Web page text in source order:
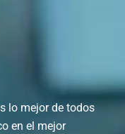
lo mejor de todos
en el mejor